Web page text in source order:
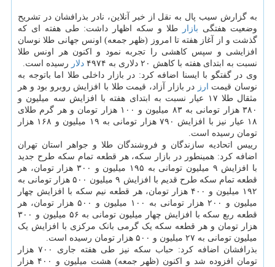
به گزارش سیب پال به نقل از خبر آنلاین، نادر بذرافشان در تشریح
وضعیت هفتگی بازار
طلا و سکه اظهار داشت: طی هفته ای که
گذشت و از آغاز هفته تا امروز (ظهر جمعه) اونس جهانی طلا نوسان
افزایشی و سپس کاهشی را تجربه نمود و اکنون هر اونس طلا
نسبت به ابتدای هفته با کاهش ۲۰ دلاری به ۴۹۷۴
دلار رسیده است.
وی در گفتگو با ایسنا اضافه کرد: در بازار داخلی طلا اما باتوجه به
نوسان قیمت ارز در بازار آزاد، قیمت طلا با افزایش روبرو بود و هر
مثقال طلا ۱۷ عیار نسبت به ابتدای هفته با افزایش سه میلیون و
۳۸۰ هزار تومانی به ۸۳ میلیون و ۱۰۰ هزار تومان و هر گرم طلای
۱۸ عیار نیز با افزایش ۷۹۰ هزار تومانی به ۱۹ میلیون و ۱۶۸ هزار
تومان رسیده است.
رییس اتحادیه سازندگان و فروشندگان طلا و جواهر استان تهران
اضافه کرد: همینطور در بازار سکه، هر قطعه تمام سکه طرح جدید
با افزایش ۹ میلیون تومانی به ۱۹۵ میلیون و ۳۰۰ هزار تومان، هر
قطعه تمام سکه طرح قدیم با افزایش ۹ میلیون ۵۰۰ هزار تومانی به
۱۹۲ میلیون و ۴۰۰ هزار تومان، هر قطعه نیم سکه با افزایش چهار
میلیون و ۲۰۰ هزار تومانی به ۱۰۰ میلیون و ۵۰۰ هزار تومان، هر
قطعه ربع سکه با افزایش چهار میلیون تومانی به ۵۶ میلیون و ۳۰۰
هزار تومان و هر قطعه سکه یک گرمی بانک مرکزی با افزایش یک
میلیون تومانی به ۲۷ میلیون و ۵۰۰ هزار تومان رسیده است.
بذرافشان اضافه کرد: حباب سکه نیز طی هفته جاری ۷۰۰ هزار
تومان افزوده شد و اکنون (ظهر جمعه) هشت میلیون و ۴۰۰ هزار